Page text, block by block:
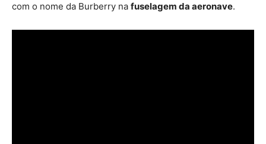
com o nome da Burberry na fuselagem da aeronave.